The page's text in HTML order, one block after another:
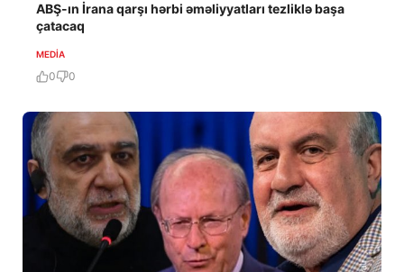
ABŞ-ın İrana qarşı hərbi əməliyyatları tezliklə başa
çatacaq
MEDİA
0 0